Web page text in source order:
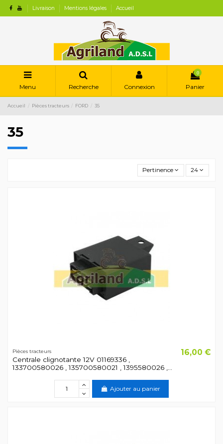
Livraison Mentions légales Accueil
Menu Recherche Connexion
0
Panier
Accueil Pièces tracteurs FORD 35
35
Pertinence 24
Pièces tracteurs
Centrale clignotante 12V 01169336 ,
133700580026 , 135700580021 , 1395580026 ,...
16,00 €
Ajouter au panier